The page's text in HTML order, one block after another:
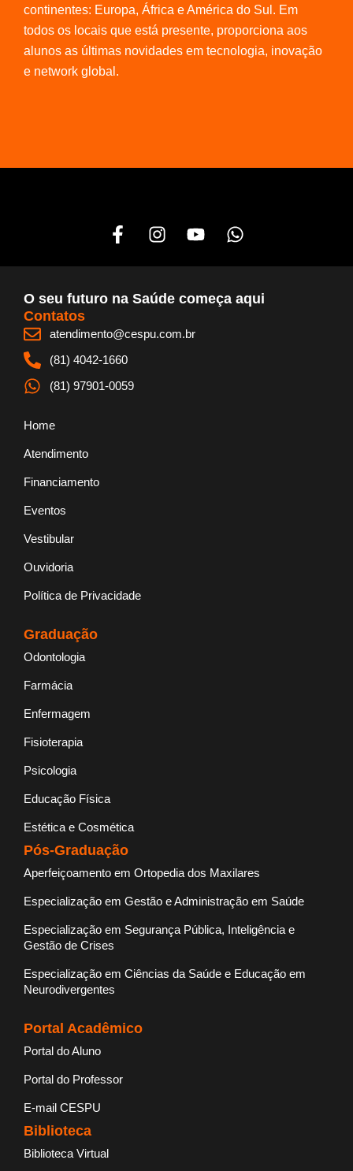
continentes: Europa, África e América do Sul. Em
todos os locais que está presente, proporciona aos
alunos as últimas novidades em tecnologia, inovação
e network global.
F
a
c
b
o
k
-
f
I
n
s
a
r
Y
o
u
u
e
W
h
a
s
O seu futuro na Saúde começa aqui
Contatos
atendimento@cespu.com.br
(81) 4042-1660
(81) 97901-0059
Home
Atendimento
Financiamento
Eventos
Vestibular
Ouvidoria
Política de Privacidade
Graduação
Odontologia
Farmácia
Enfermagem
Fisioterapia
Psicologia
Educação Física
Estética e Cosmética
Pós-Graduação
Aperfeiçoamento em Ortopedia dos Maxilares
Especialização em Gestão e Administração em Saúde
Especialização em Segurança Pública, Inteligência e
Gestão de Crises
Especialização em Ciências da Saúde e Educação em
Neurodivergentes
Portal Acadêmico
Portal do Aluno
Portal do Professor
E-mail CESPU
Biblioteca
Biblioteca Virtual